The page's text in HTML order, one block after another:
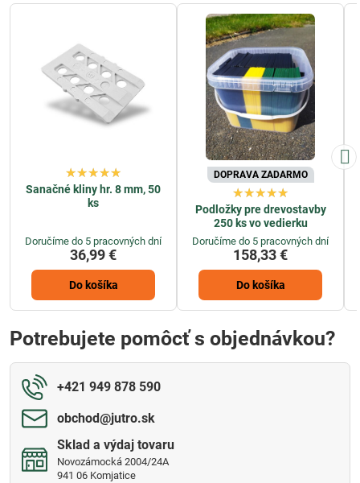
Sanačné kliny hr. 8 mm, 50
ks
Doručíme do 5 pracovných dní
36,99 €
Do košíka
DOPRAVA ZADARMO
Podložky pre drevostavby
250 ks vo vedierku
Doručíme do 5 pracovných dní
158,33 €
Do košíka
Potrebujete pomôcť s objednávkou?
+421 949 878 590
obchod​@jutro​.sk
Sklad a výdaj tovaru
Novozámocká 2004/24A
941 06 Komjatice